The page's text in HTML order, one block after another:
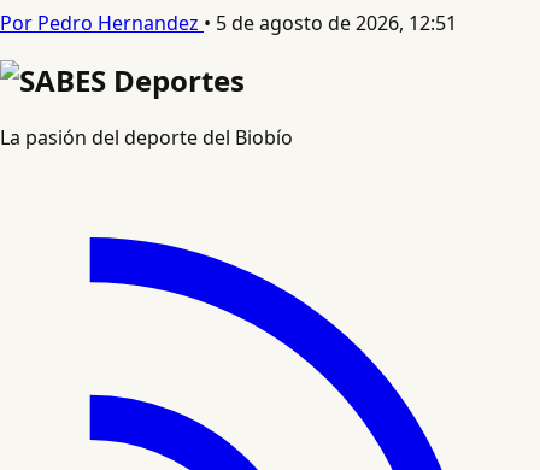
Por Pedro Hernandez • 5 de agosto de 2026, 12:51
La pasión del deporte del Biobío